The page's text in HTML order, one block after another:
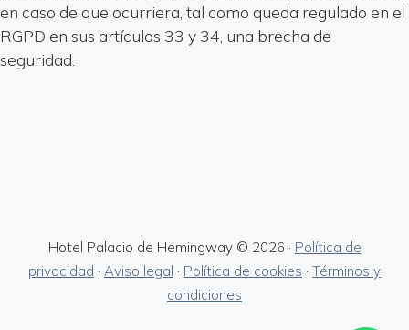
en caso de que ocurriera, tal como queda regulado en el
RGPD en sus artículos 33 y 34, una brecha de
seguridad.
Hotel Palacio de Hemingway © 2026 · Política de
privacidad · Aviso legal · Política de cookies · Términos y
condiciones